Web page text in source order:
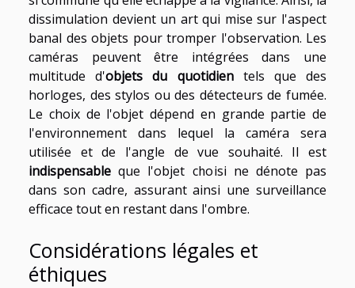
dissimulation devient un art qui mise sur l'aspect
banal des objets pour tromper l'observation. Les
caméras peuvent être intégrées dans une
multitude d'objets du quotidientels que des
horloges, des stylos ou des détecteurs de fumée.
Le choix de l'objet dépend en grande partie de
l'environnement dans lequel la caméra sera
utilisée et de l'angle de vue souhaité. Il est
indispensable que l'objet choisi ne dénote pas
dans son cadre, assurant ainsi une surveillance
efficace tout en restant dans l'ombre.
Considérations légales et
éthiques